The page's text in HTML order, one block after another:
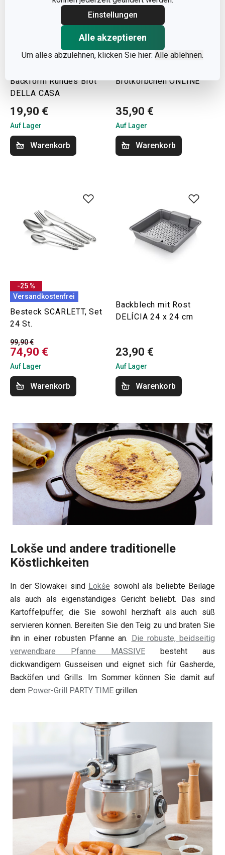
Einstellungen
Alle akzeptieren
Um alles abzulehnen, klicken Sie hier: Alle ablehnen.
Backform Rundes Brot
DELLA CASA
19,90 €
Auf Lager
Warenkorb
Brotkörbchen ONLINE
35,90 €
Auf Lager
Warenkorb
-25 %
Versandkostenfrei
Besteck SCARLETT, Set
24 St.
99,90 €
74,90 €
Auf Lager
Warenkorb
Backblech mit Rost
DELÍCIA 24 x 24 cm
23,90 €
Auf Lager
Warenkorb
Lokše und andere traditionelle
Köstlichkeiten
In der Slowakei sind Lokše sowohl als beliebte Beilage
als auch als eigenständiges Gericht beliebt. Das sind
Kartoffelpuffer, die Sie sowohl herzhaft als auch süß
servieren können. Bereiten Sie den Teig zu und braten Sie
ihn in einer robusten Pfanne an.
Die robuste, beidseitig
verwendbare Pfanne MASSIVE besteht aus
dickwandigem Gusseisen und eignet sich für Gasherde,
Backöfen und Grills. Im Sommer können Sie damit auf
dem Power-Grill PARTY TIME grillen.